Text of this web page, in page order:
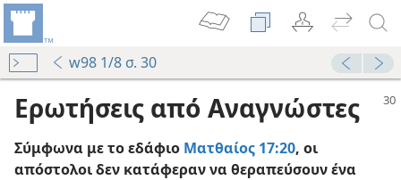
w98 1/8 σ. 30
Ερωτήσεις από Αναγνώστες
Σύμφωνα με το εδάφιο Ματθαίος 17:20, οι
απόστολοι δεν κατάφεραν να θεραπεύσουν ένα